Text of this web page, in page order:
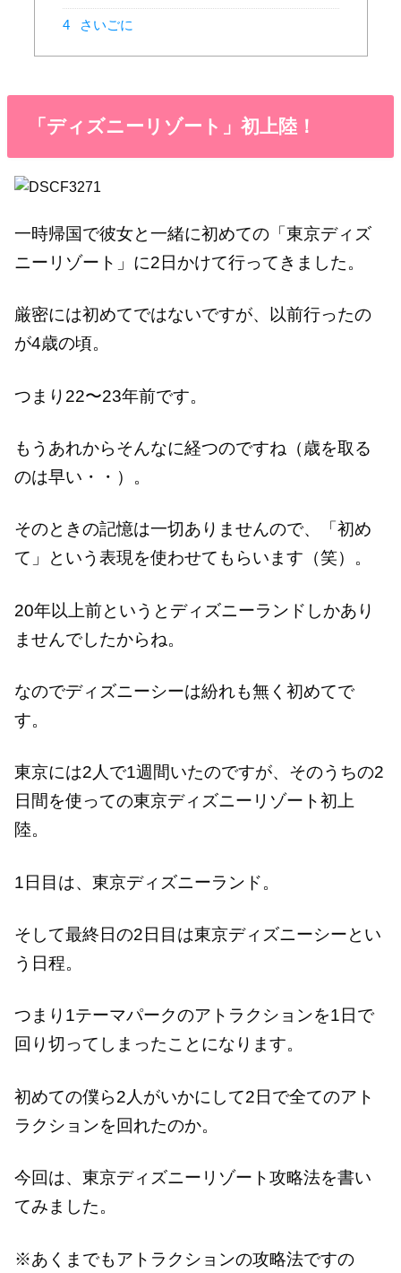
4 さいごに
「ディズニーリゾート」初上陸！
一時帰国で彼女と一緒に初めての「東京ディズ
ニーリゾート」に2日かけて行ってきました。
厳密には初めてではないですが、以前行ったの
が4歳の頃。
つまり22〜23年前です。
もうあれからそんなに経つのですね（歳を取る
のは早い・・）。
そのときの記憶は一切ありませんので、「初め
て」という表現を使わせてもらいます（笑）。
20年以上前というとディズニーランドしかあり
ませんでしたからね。
なのでディズニーシーは紛れも無く初めてで
す。
東京には2人で1週間いたのですが、そのうちの2
日間を使っての東京ディズニーリゾート初上
陸。
1日目は、東京ディズニーランド。
そして最終日の2日目は東京ディズニーシーとい
う日程。
つまり1テーマパークのアトラクションを1日で
回り切ってしまったことになります。
初めての僕ら2人がいかにして2日で全てのアト
ラクションを回れたのか。
今回は、東京ディズニーリゾート攻略法を書い
てみました。
※あくまでもアトラクションの攻略法ですの